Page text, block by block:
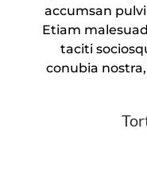
accumsan
Etiam
taciti
conubia